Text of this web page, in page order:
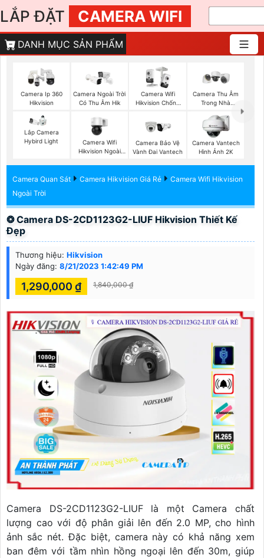
LẮP ĐẶT CAMERA WIFI
DANH MỤC SẢN PHẨM
Camera Ip 360
Hikvision
Camera Ngoài Trời
Có Thu Âm Hik
Camera Wifi
Hikvision Chống
Camera Thu Âm
Trong Nhà
Lắp Camera
Hybird Light
Camera Wifi
Hikvision Ngoài
Camera Bảo Vệ
Vành Đai Vantech
Camera Vantech
Hình Ảnh 2K
Camera Quan Sát Camera Hikvision Giá Rẻ
Camera Wifi Hikvision
Ngoài Trời
❂ Camera DS-2CD1123G2-LIUF Hikvision Thiết Kế
Đẹp
Thương hiệu: Hikvision
Ngày đăng: 8/21/2023 1:42:49 PM
1,290,000 ₫ 1,840,000 ₫
Camera DS-2CD1123G2-LIUF là một Camera chất
lượng cao với độ phân giải lên đến 2.0 MP, cho hình
ảnh sắc nét. Đặc biệt, camera này có khả năng xem
ban đêm với tầm nhìn hồng ngoại lên đến 30m, giúp